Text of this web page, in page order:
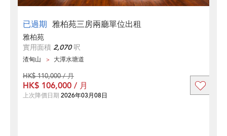
已過期 雅柏苑三房兩廳單位出租
雅柏苑
實用面積 2,070呎
渣甸山 大潭水塘道
HK$ 110,000 / 月
HK$ 106,000 / 月
上次降價日期 2026年03月08日